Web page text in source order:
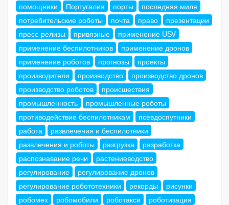
помощники
Португалия порты
последняя миля
потребительские роботы
почта право
презентации
пресс-релизы
привязные
применение USV
применение беспилотников
применение дронов
применение роботов
прогнозы
проекты
производители
производство
производство дронов
производство роботов
происшествия
промышленность
промышленные роботы
противодействие беспилотникам
псевдоспутники
работа
развлечения и беспилотники
развлечения и роботы
разгрузка
разработка
распознавание речи
растениеводство
регулирование
регулирование дронов
регулирование робототехники
рекорды
рисунки
робомех
робомобили роботакси
роботизация